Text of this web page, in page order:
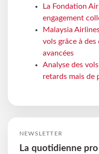
La Fondation
engagement
Malaysia
vols grâce à
avancées
Analyse des
retards mais de
NEWSLETTER
La quotidienne pro